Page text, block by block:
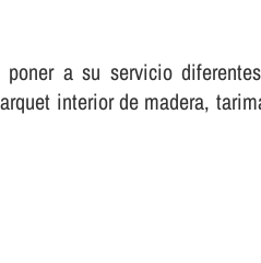
a su servicio
interior de madera,